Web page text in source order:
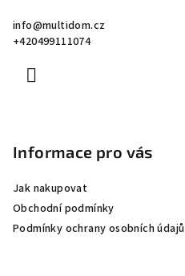
info@multidom.cz
+420499111074
Informace pro vás
Jak nakupovat
Obchodní podmínky
Podmínky ochrany osobních údajů